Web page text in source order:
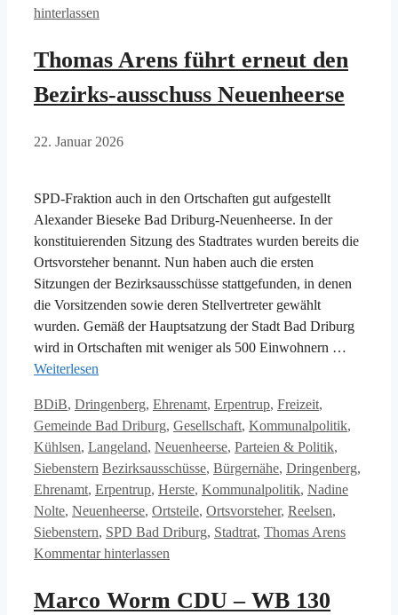
hinterlassen
Thomas Arens führt erneut den
Bezirks-ausschuss Neuenheerse
22. Januar 2026
SPD-Fraktion auch in den Ortschaften gut aufgestellt
Alexander Bieseke Bad Driburg-Neuenheerse. In der
konstituierenden Sitzung des Stadtrates wurden bereits die
Ortsvorsteher benannt. Nun haben auch die ersten
Sitzungen der Bezirksausschüsse stattgefunden, in denen
die Vorsitzenden sowie deren Stellvertreter gewählt
wurden. Gemäß der Hauptsatzung der Stadt Bad Driburg
wird in Ortschaften mit weniger als 500 Einwohnern …
Weiterlesen
Kategorien
BDiB, Dringenberg, Ehrenamt, Erpentrup, Freizeit,
Gemeinde Bad Driburg, Gesellschaft, Kommunalpolitik,
Kühlsen, Langeland, Neuenheerse, Parteien & Politik,
Siebenstern Schlagwörter
Bezirksausschüsse, Bürgernähe, Dringenberg,
Ehrenamt, Erpentrup, Herste, Kommunalpolitik, Nadine
Nolte, Neuenheerse, Ortsteile, Ortsvorsteher, Reelsen,
Siebenstern, SPD Bad Driburg, Stadtrat, Thomas Arens
Kommentar hinterlassen
Marco Worm CDU – WB 130